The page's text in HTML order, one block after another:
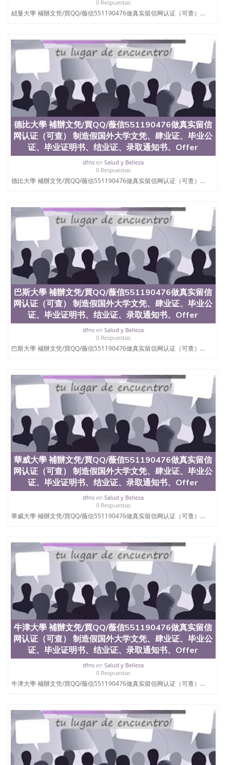
0 Respuestas
紐曼大學 補辦文凭/買QQ/薇信551190476做真实留信网认证（可查）...
德比大學 補辦文凭/買QQ/薇信551190476做真实留信
网认证（可查） 制造假国外大学文凭、肆业证、毕业公
证、毕业证明书、结业证、录取通知书、Offer
dfnsen Salud y Belleza
0 Respuestas
德比大學 補辦文凭/買QQ/薇信551190476做真实留信网认证（可查）...
巴斯大學 補辦文凭/買QQ/薇信551190476做真实留信
网认证（可查） 制造假国外大学文凭、肆业证、毕业公
证、毕业证明书、结业证、录取通知书、Offer
dfnsen Salud y Belleza
0 Respuestas
巴斯大學 補辦文凭/買QQ/薇信551190476做真实留信网认证（可查）...
華威大學 補辦文凭/買QQ/薇信551190476做真实留信
网认证（可查） 制造假国外大学文凭、肆业证、毕业公
证、毕业证明书、结业证、录取通知书、Offer
dfnsen Salud y Belleza
0 Respuestas
華威大學 補辦文凭/買QQ/薇信551190476做真实留信网认证（可查）...
牛津大學 補辦文凭/買QQ/薇信551190476做真实留信
网认证（可查） 制造假国外大学文凭、肆业证、毕业公
证、毕业证明书、结业证、录取通知书、Offer
dfnsen Salud y Belleza
0 Respuestas
牛津大學 補辦文凭/買QQ/薇信551190476做真实留信网认证（可查）...